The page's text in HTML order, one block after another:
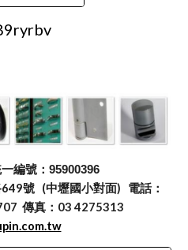
編號：95900396
號 (中壢國小對面) 電話：
傳真：03 4275313